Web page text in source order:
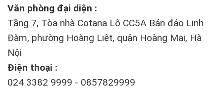
Văn phòng đại diện :
Tầng 7, Tòa nhà Cotana Lô CC5A Bán đảo Linh
Đàm, phường Hoàng Liệt, quận Hoàng Mai, Hà
Nội
Điện thoại :
024 3382 9999 - 0857829999